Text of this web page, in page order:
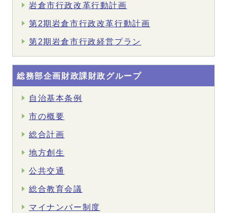
岩倉市行政改革行動計画
第2期岩倉市行政改革行動計画
第2期岩倉市行政経営プラン
総務部企画財政課財政グループ
自治基本条例
市の概要
総合計画
地方創生
公共交通
総合教育会議
マイナンバー制度